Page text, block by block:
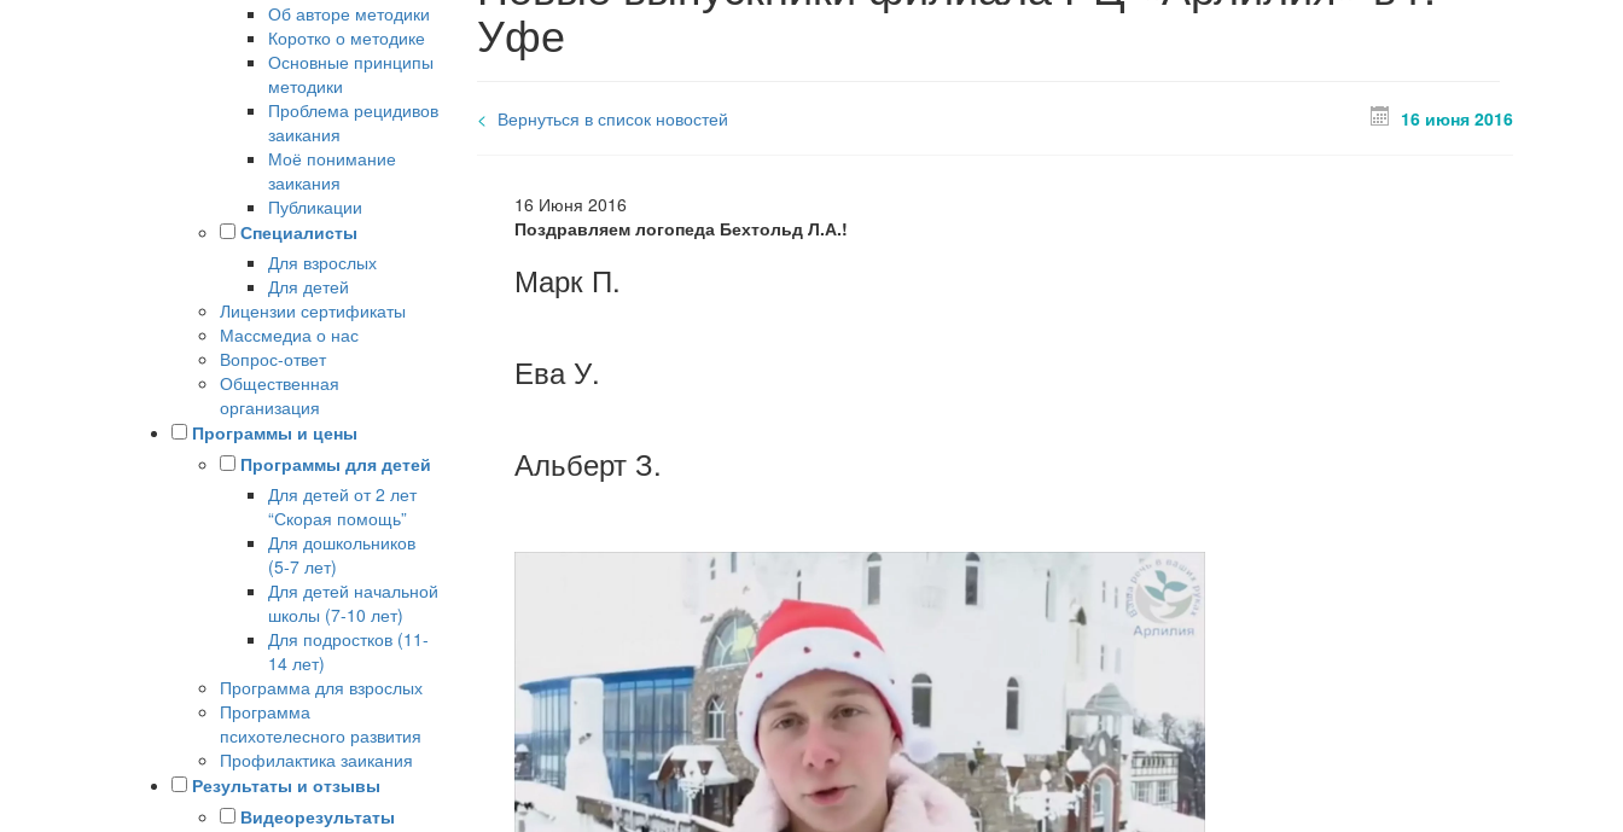
Об авторе методики
Коротко о методике
Основные принципы
методики
Проблема рецидивов
заикания
Моё понимание
заикания
Публикации
Специалисты
Для взрослых
Для детей
Лицензии сертификаты
Массмедиа о нас
Вопрос-ответ
Общественная
организация
Программы и цены
Программы для детей
Для детей от 2 лет
“Скорая помощь”
Для дошкольников
(5-7 лет)
Для детей начальной
школы (7-10 лет)
Для подростков (11-
14 лет)
Программа для взрослых
Программа
психотелесного развития
Профилактика заикания
Результаты и отзывы
Видеорезультаты
Уфе
Вернуться в список новостей 16 июня 2016
16 Июня 2016
Поздравляем логопеда Бехтольд Л.А.!
Марк П.
Ева У.
Альберт З.